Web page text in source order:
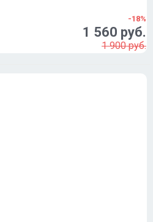
-18%
1 560 руб.
1 900 руб.